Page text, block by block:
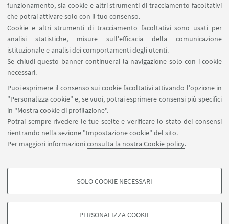
funzionamento, sia cookie e altri strumenti di tracciamento facoltativi
che potrai attivare solo con il tuo consenso.
Cookie e altri strumenti di tracciamento facoltativi sono usati per
analisi statistiche, misure sull'efficacia della comunicazione
istituzionale e analisi dei comportamenti degli utenti.
Se chiudi questo banner continuerai la navigazione solo con i cookie
necessari.
Puoi esprimere il consenso sui cookie facoltativi attivando l'opzione in
"Personalizza cookie" e, se vuoi, potrai esprimere consensi più specifici
in "Mostra cookie di profilazione".
Potrai sempre rivedere le tue scelte e verificare lo stato dei consensi
rientrando nella sezione "Impostazione cookie" del sito.
Per maggiori informazioniconsulta la nostra Cookie policy.
COOKIE DI PROFILAZIONE - FACOLTATIVI
degli utenti, creare profili in base al loro comportamento sul sito, per analisi
SOLO COOKIE NECESSARI
PERSONALIZZA COOKIE
IN EVIDENZA
La banca dati Reaxys[ .pdf 996Kb ]
Via Piero Gobetti 93/2 - Bologna
+39 051 2093655
arpac.bibliotecanavile.info@unibo.it
Seguici su: